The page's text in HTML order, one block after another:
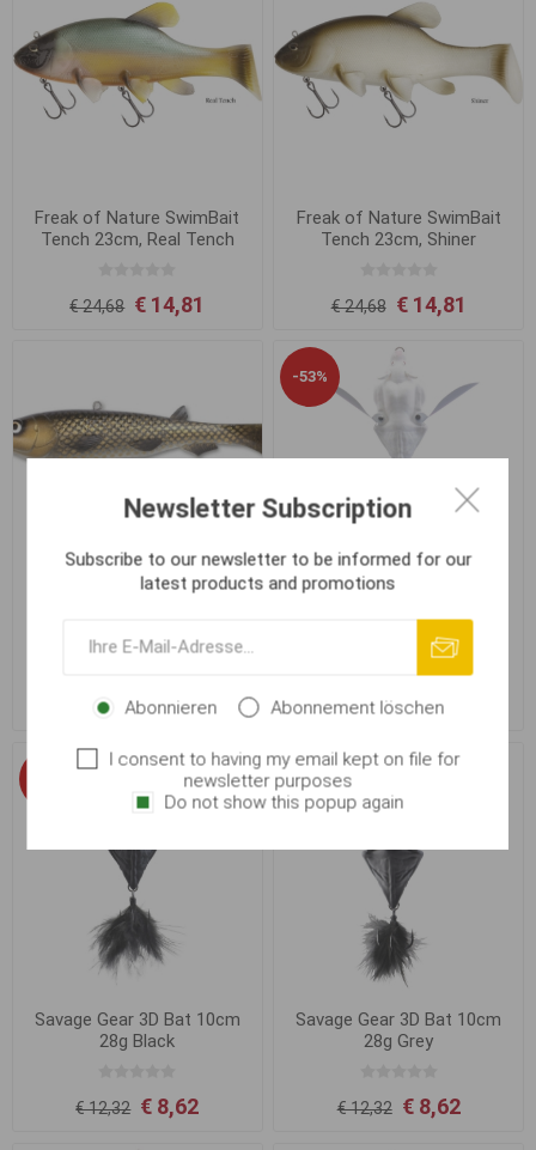
Freak of Nature SwimBait
Tench 23cm, Real Tench
€ 24,68 € 14,81
Freak of Nature SwimBait
Tench 23cm, Shiner
€ 24,68 € 14,81
18cm, Bream Motor Oil
€ 11,58
-53%
Savage Gear 3D Bat 10cm
28g Albino
€ 12,32 € 8,62
Savage Gear 3D Bat 10cm
28g Black
€ 12,32 € 8,62
-53%
Savage Gear 3D Bat 10cm
28g Grey
€ 12,32 € 8,62
Newsletter Subscription
Subscribe to our newsletter to be informed for our
latest products and promotions
Abonnieren Abonnement löschen
I consent to having my email kept on file for
newsletter purposes
Do not show this popup again